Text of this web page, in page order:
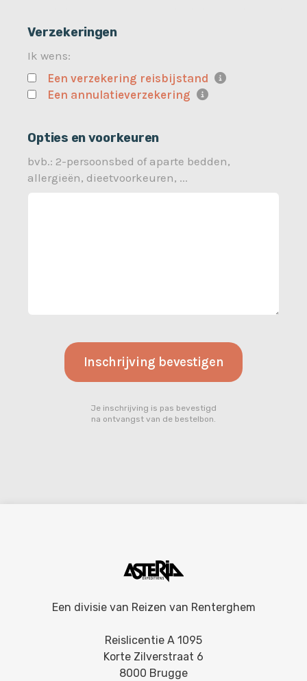
Verzekeringen
Ik wens:
Een verzekering reisbijstand
Een annulatieverzekering
Opties en voorkeuren
bvb.: 2-persoonsbed of aparte bedden,
allergieën, dieetvoorkeuren, ...
Je inschrijving is pas bevestigd
na ontvangst van de bestelbon.
Een divisie van Reizen van Renterghem
Reislicentie A 1095
Korte Zilverstraat 6
8000 Brugge